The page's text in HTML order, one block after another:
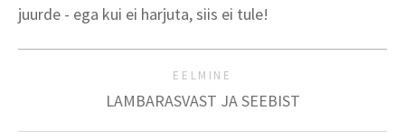
juurde - ega kui ei harjuta, siis ei tule!
EELMINE
LAMBARASVAST JA SEEBIST